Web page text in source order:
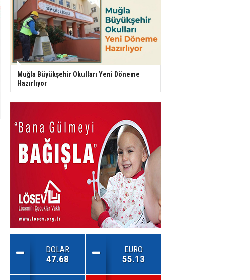
Muğla Büyükşehir Okulları Yeni Döneme
Hazırlıyor
DOLAR
47.68
EURO
55.13